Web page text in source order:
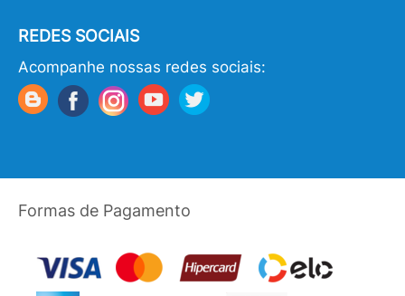
REDES SOCIAIS
Acompanhe nossas redes sociais:
Formas de Pagamento